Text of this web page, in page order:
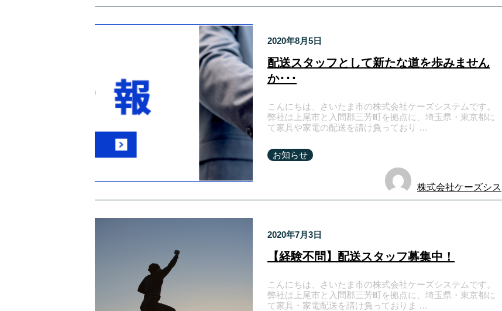
テム
2020年8月5日
配送スタッフとして新たな道を歩みません
か･･･
こんにちは、さいたま市の株式会社ケーズシステムです。
弊社は上尾市と入間郡三芳町を拠点に、埼玉県・東京都に
て家具や家電の配送を請け負っており …
株式会社ケーズシス
テム
お知らせ
2020年7月3日
【経験不問】配送スタッフ募集中！
こんにちは、さいたま市の株式会社ケーズシステムです。
弊社は上尾市と入間郡三芳町を拠点に、埼玉県・東京都に
て家具・家電配送を請け負っておりま …